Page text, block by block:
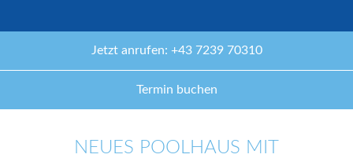
Jetzt anrufen: +43 7239 70310
Termin buchen
NEUES POOLHAUS MIT